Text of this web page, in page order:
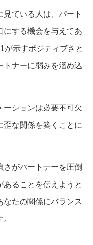
見ている人は、パート
にする機会を与えてあ
が示すポジティブさと
トナーに弱みを溜め込
ーションは必要不可欠
歪な関係を築くことに
さがパートナーを圧倒
あることを伝えようと
なたの関係にバランス